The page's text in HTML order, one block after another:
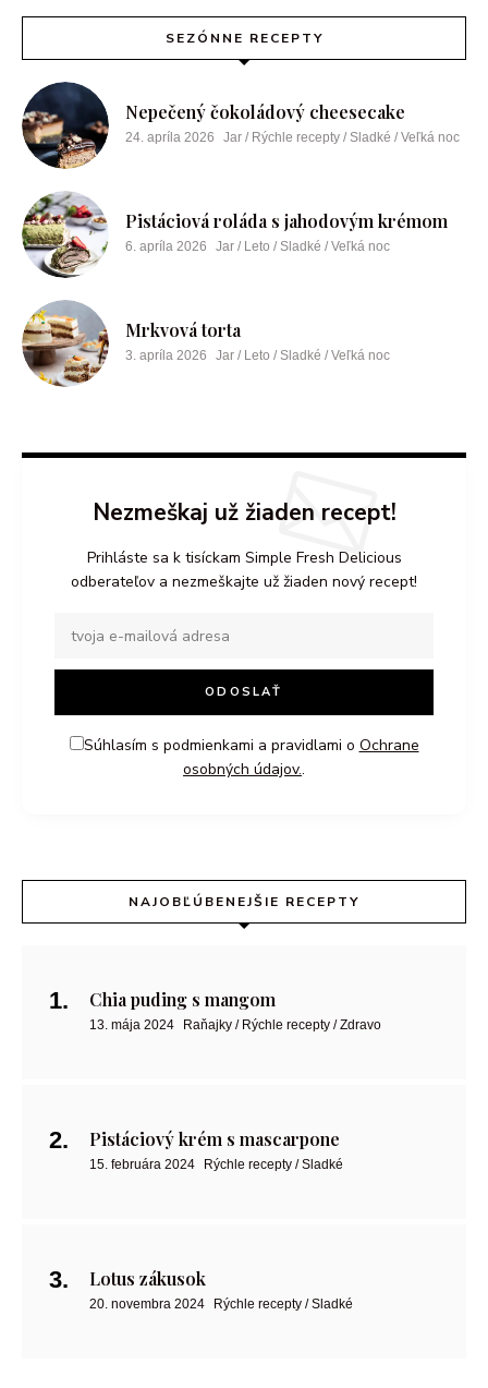
SEZÓNNE RECEPTY
Nepečený čokoládový cheesecake
24. apríla 2026 Jar / Rýchle recepty / Sladké / Veľká noc
Pistáciová roláda s jahodovým krémom
6. apríla 2026 Jar / Leto / Sladké / Veľká noc
Mrkvová torta
3. apríla 2026 Jar / Leto / Sladké / Veľká noc
Nezmeškaj už žiaden recept!
Prihláste sa k tisíckam Simple Fresh Delicious
odberateľov a nezmeškajte už žiaden nový recept!
Súhlasím s podmienkami a pravidlami o Ochrane
osobných údajov..
NAJOBĽÚBENEJŠIE RECEPTY
Chia puding s mangom
13. mája 2024 Raňajky / Rýchle recepty / Zdravo
Pistáciový krém s mascarpone
15. februára 2024 Rýchle recepty / Sladké
Lotus zákusok
20. novembra 2024 Rýchle recepty / Sladké